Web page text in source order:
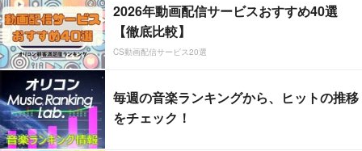
2026年動画配信サービスおすすめ40選
【徹底比較】
CS動画配信サービス20選
毎週の音楽ランキングから、ヒットの推移
をチェック！